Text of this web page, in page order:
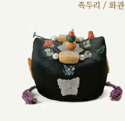
족두리 / 화관